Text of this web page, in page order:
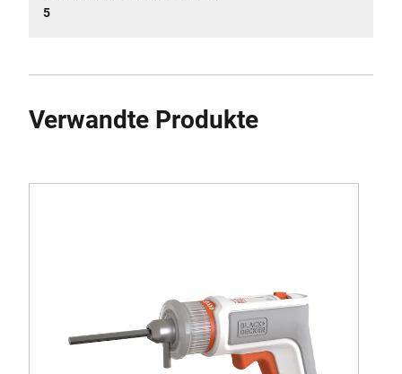
5
Verwandte Produkte